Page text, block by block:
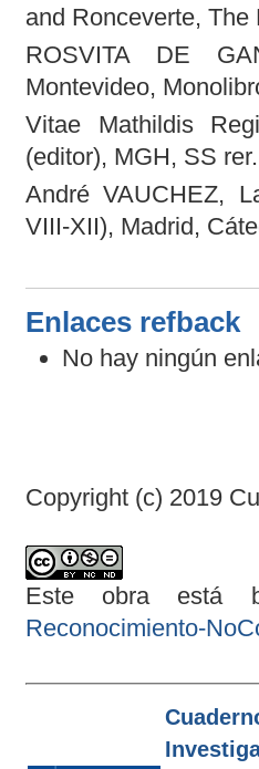
and Ronceverte,
ROSVITA DE
Montevideo,
Vitae Mathildis
(editor), MGH, SS
André VAUCHEZ,
VIII-XII), Madrid,
Enlaces refback
No hay ningún
Copyright (c) 2019
Este obra está
Reconocimiento-